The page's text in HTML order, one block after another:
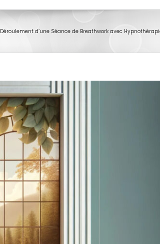
Déroulement d’une Séance de Breathwork avec